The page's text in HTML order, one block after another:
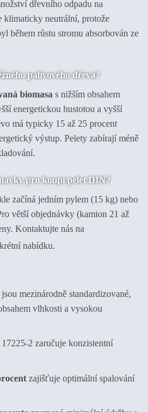
dřevního odpadu na
klimaticky neutrální, protože
během růstu stromu absorbován ze
palivového dřeva?
biomasa s nižším obsahem
energetickou hustotou a vyšší
má typicky 15 až 25 procent
výstup. Pelety zabírají méně
pro koupi pelet DIN?
začíná jedním pylem (15 kg) nebo
větší objednávky (kamion 21 až
Kontaktujte nás na
nabídku.
mezinárodně standardizované,
vlhkosti a vysokou
2 zaručuje konzistentní
zajišťuje optimální spalování